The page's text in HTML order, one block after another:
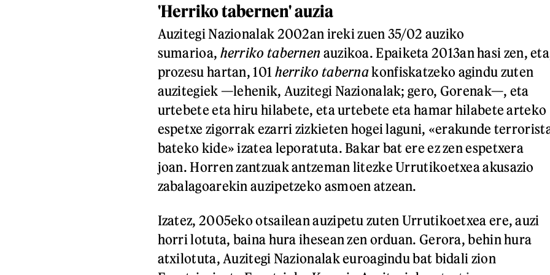
'Herriko tabernen' auzia
Auzitegi Nazionalak 2002an ireki zuen 35/02 auziko
sumarioa, herriko tabernen auzikoa. Epaiketa 2013an hasi zen,
prozesu hartan, 101 herriko tabernakonfiskatzeko agindu zuten
auzitegiek —lehenik, Auzitegi Nazionalak; gero, Gorenak—, eta
urtebete eta hiru hilabete, eta urtebete eta hamar hilabete arteko
espetxe zigorrak ezarri zizkieten hogei laguni, «erakunde
bateko kide» izatea leporatuta. Bakar bat ere ez zen espetxera
joan. Horren zantzuak antzeman litezke Urrutikoetxea akusazio
zabalagoarekin auzipetzeko asmoen atzean.
Izatez, 2005eko otsailean auzipetu zuten Urrutikoetxea ere, auzi
horri lotuta, baina hura ihesean zen orduan. Gerora, behin hura
atxilotuta, Auzitegi Nazionalak euroagindu bat bidali zion